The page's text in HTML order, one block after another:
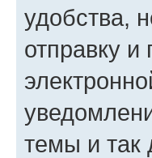
удобства,
отправку
темы и так